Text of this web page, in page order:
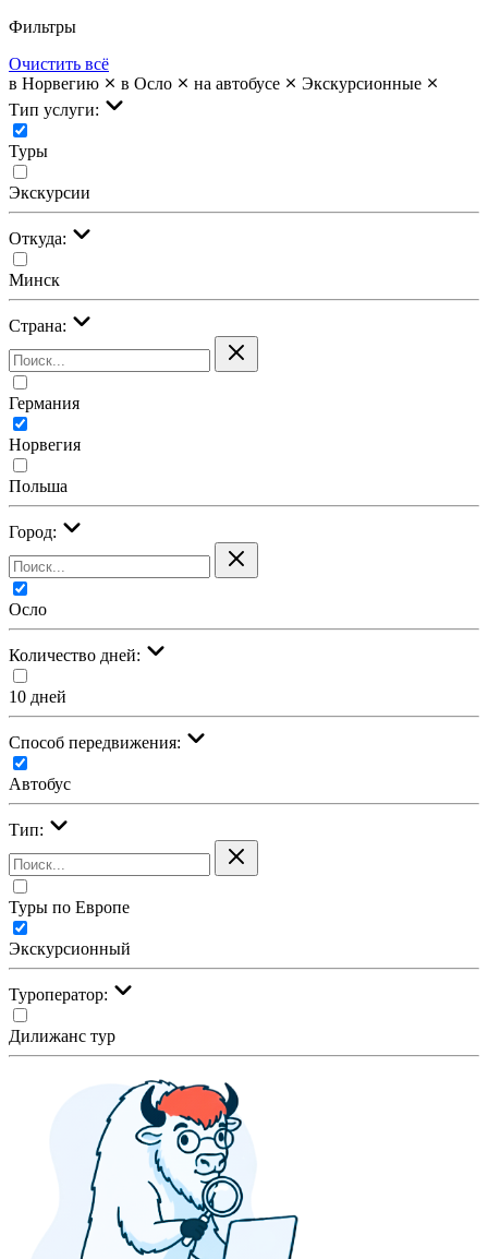
Фильтры
Очистить всё
в Норвегию
в Осло на автобусе
Экскурсионные
Тип услуги:
Туры
Экскурсии
Откуда:
Минск
Страна:
Германия
Норвегия
Польша
Город:
Осло
Количество дней:
10 дней
Cпособ передвижения:
Автобус
Тип:
Туры по Европе
Экскурсионный
Туроператор:
Дилижанс тур